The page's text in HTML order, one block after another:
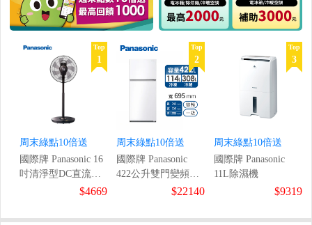
Top
1
周末綠點10倍送
國際牌 Panasonic 16
吋清淨型DC直流風
$4669
Top
2
周末綠點10倍送
國際牌 Panasonic
422公升雙門變頻冰
$22140
Top
3
周末綠點10倍送
國際牌 Panasonic
11L除濕機
$9319